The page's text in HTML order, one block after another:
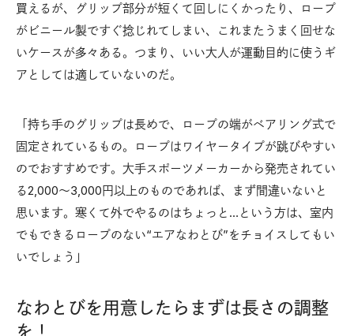
買えるが、グリップ部分が短くて回しにくかったり、ロープ
がビニール製ですぐ捻じれてしまい、これまたうまく回せな
いケースが多々ある。つまり、いい大人が運動目的に使うギ
アとしては適していないのだ。
「持ち手のグリップは長めで、ロープの端がベアリング式で
固定されているもの。ロープはワイヤータイプが跳びやすい
のでおすすめです。大手スポーツメーカーから発売されてい
る2,000〜3,000円以上のものであれば、まず間違いないと
思います。寒くて外でやるのはちょっと…という方は、室内
でもできるロープのない“エアなわとび”をチョイスしてもい
いでしょう」
なわとびを用意したらまずは長さの調整
を！